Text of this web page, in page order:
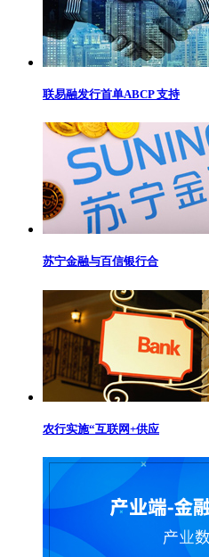
联易融发行首单ABCP 支持
苏宁金融与百信银行合
农行实施“互联网+供应